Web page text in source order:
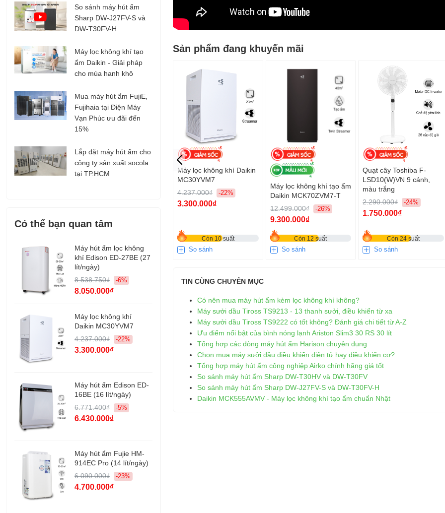
So sánh máy hút ẩm
Sharp DW-J27FV-S và
DW-T30FV-H
Máy lọc không khí tạo
ẩm Daikin - Giải pháp
cho mùa hanh khô
Mua máy hút ẩm FujiE,
Fujihaia tại Điện Máy
Vạn Phúc ưu đãi đến
15%
Lắp đặt máy hút ẩm cho
công ty sản xuất socola
tại TP.HCM
Có thể bạn quan tâm
Máy hút ẩm lọc không
khí Edison ED-27BE (27
lít/ngày)
8.538.750₫
-6%
8.050.000₫
Máy lọc không khí
Daikin MC30YVM7
4.237.000₫
-22%
3.300.000₫
Máy hút ẩm Edison ED-
16BE (16 lít/ngày)
6.771.400₫
-5%
6.430.000₫
Máy hút ẩm Fujie HM-
914EC Pro (14 lít/ngày)
6.090.000₫
-23%
4.700.000₫
Sản phẩm đang khuyến mãi
Máy lọc không khí Daikin
MC30YVM7
4.237.000₫
-22%
3.300.000₫
Còn 10 suất
So sánh
Máy lọc không khí tạo ẩm
Daikin MCK70ZVM7-T
12.499.000₫
-26%
9.300.000₫
Còn 12 suất
So sánh
Quạt cây Toshiba F-
LSD10(W)VN 9 cánh,
màu trắng
2.290.000₫
-24%
1.750.000₫
Còn 24 suất
So sánh
TIN CÙNG CHUYÊN MỤC
Có nên mua máy hút ẩm kèm lọc không khí không?
Máy sưởi dầu Tiross TS9213 - 13 thanh sưởi, điều khiển từ xa
Máy sưởi dầu Tiross TS9222 có tốt không? Đánh giá chi tiết từ A-Z
Ưu điểm nổi bật của bình nóng lạnh Ariston Slim3 30 RS 30 lít
Tổng hợp các dòng máy hút ẩm Harison chuyên dụng
Chọn mua máy sưởi dầu điều khiển điện tử hay điều khiển cơ?
Tổng hợp máy hút ẩm công nghiệp Airko chính hãng giá tốt
So sánh máy hút ẩm Sharp DW-T30HV và DW-T30FV
So sánh máy hút ẩm Sharp DW-J27FV-S và DW-T30FV-H
Daikin MCK555AVMV - Máy lọc không khí tạo ẩm chuẩn Nhật